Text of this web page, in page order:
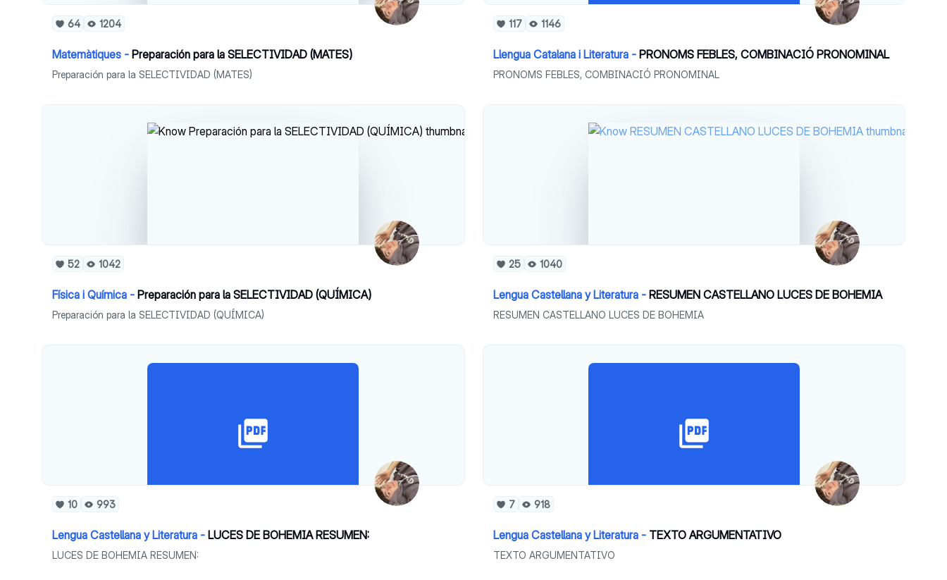
64 1204
Matemàtiques - Preparación para la SELECTIVIDAD (MATES)
Preparación para la SELECTIVIDAD (MATES)
117 1146
Llengua Catalana i Literatura - PRONOMS FEBLES, COMBINACIÓ PRONOMINAL
PRONOMS FEBLES, COMBINACIÓ PRONOMINAL
52 1042
Física i Química - Preparación para la SELECTIVIDAD (QUÍMICA)
Preparación para la SELECTIVIDAD (QUÍMICA)
25 1040
Lengua Castellana y Literatura - RESUMEN CASTELLANO LUCES DE BOHEMIA
RESUMEN CASTELLANO LUCES DE BOHEMIA
10 993
Lengua Castellana y Literatura - LUCES DE BOHEMIA RESUMEN:
LUCES DE BOHEMIA RESUMEN:
7 918
Lengua Castellana y Literatura - TEXTO ARGUMENTATIVO
TEXTO ARGUMENTATIVO